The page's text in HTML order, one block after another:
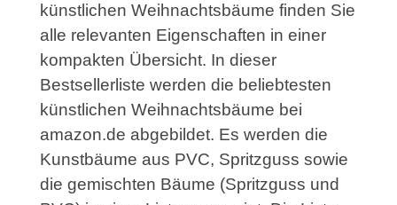
künstlichen Weihnachtsbäume finden Sie
alle relevanten Eigenschaften in einer
kompakten Übersicht. In dieser
Bestsellerliste werden die beliebtesten
künstlichen Weihnachtsbäume bei
amazon.de abgebildet. Es werden die
Kunstbäume aus PVC, Spritzguss sowie
die gemischten Bäume (Spritzguss und